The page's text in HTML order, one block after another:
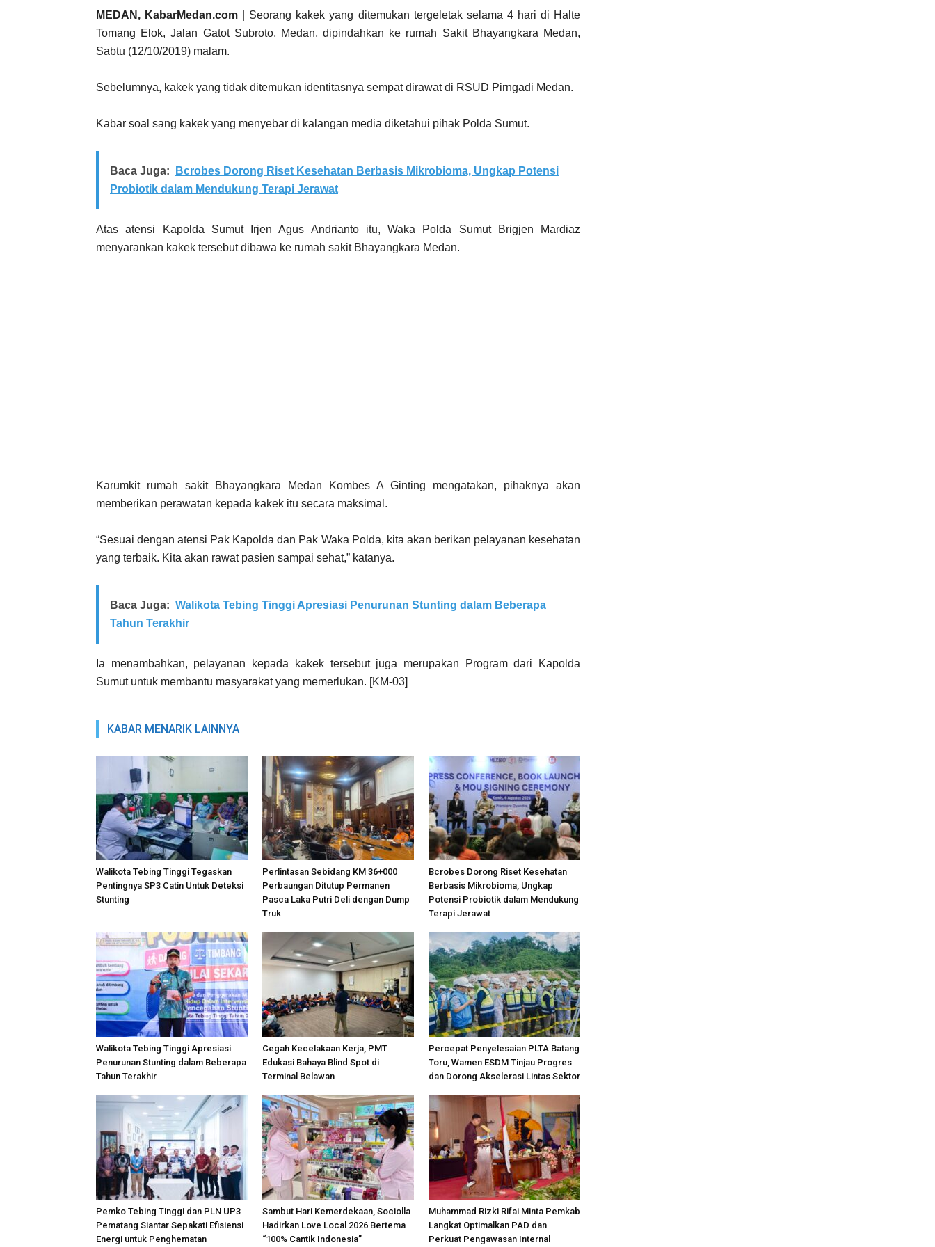
MEDAN, KabarMedan.com | Seorang kakek yang ditemukan tergeletak selama 4 hari di Halte
Tomang Elok, Jalan Gatot Subroto, Medan, dipindahkan ke rumah Sakit Bhayangkara Medan,
Sabtu (12/10/2019) malam.
Sebelumnya, kakek yang tidak ditemukan identitasnya sempat dirawat di RSUD Pirngadi Medan.
Kabar soal sang kakek yang menyebar di kalangan media diketahui pihak Polda Sumut.
Baca Juga:
Bcrobes Dorong Riset Kesehatan Berbasis Mikrobioma, Ungkap Potensi
Probiotik dalam Mendukung Terapi Jerawat
Atas atensi Kapolda Sumut Irjen Agus Andrianto itu, Waka Polda Sumut Brigjen Mardiaz
menyarankan kakek tersebut dibawa ke rumah sakit Bhayangkara Medan.
Karumkit rumah sakit Bhayangkara Medan Kombes A Ginting mengatakan, pihaknya akan
memberikan perawatan kepada kakek itu secara maksimal.
“Sesuai dengan atensi Pak Kapolda dan Pak Waka Polda, kita akan berikan pelayanan kesehatan
yang terbaik. Kita akan rawat pasien sampai sehat,” katanya.
Baca Juga: Walikota Tebing Tinggi Apresiasi Penurunan Stunting dalam Beberapa
Tahun Terakhir
Ia menambahkan, pelayanan kepada kakek tersebut juga merupakan Program dari Kapolda
Sumut untuk membantu masyarakat yang memerlukan. [KM-03]
KABAR MENARIK LAINNYA
Walikota Tebing Tinggi Tegaskan
Pentingnya SP3 Catin Untuk Deteksi
Stunting
Perlintasan Sebidang KM 36+000
Perbaungan Ditutup Permanen
Pasca Laka Putri Deli dengan Dump
Truk
Bcrobes Dorong Riset Kesehatan
Berbasis Mikrobioma, Ungkap
Potensi Probiotik dalam Mendukung
Terapi Jerawat
Walikota Tebing Tinggi Apresiasi
Penurunan Stunting dalam Beberapa
Tahun Terakhir
Cegah Kecelakaan Kerja, PMT
Edukasi Bahaya Blind Spot di
Terminal Belawan
Percepat Penyelesaian PLTA Batang
Toru, Wamen ESDM Tinjau Progres
dan Dorong Akselerasi Lintas Sektor
Pemko Tebing Tinggi dan PLN UP3
Pematang Siantar Sepakati Efisiensi
Energi untuk Penghematan
Sambut Hari Kemerdekaan, Sociolla
Hadirkan Love Local 2026 Bertema
“100% Cantik Indonesia”
Muhammad Rizki Rifai Minta Pemkab
Langkat Optimalkan PAD dan
Perkuat Pengawasan Internal